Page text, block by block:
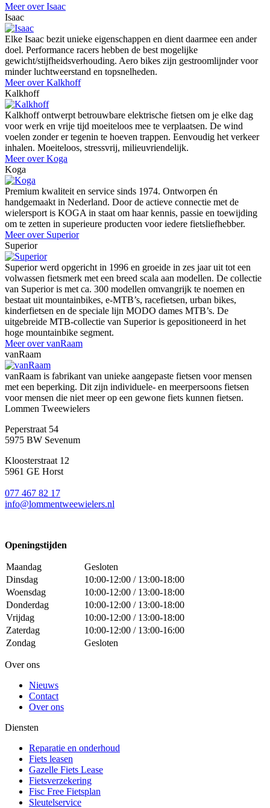
Meer over Isaac
Isaac
Elke Isaac bezit unieke eigenschappen en dient daarmee een ander
doel. Performance racers hebben de best mogelijke
gewicht/stijfheidsverhouding. Aero bikes zijn gestroomlijnder voor
minder luchtweerstand en topsnelheden.
Meer over Kalkhoff
Kalkhoff
Kalkhoff ontwerpt betrouwbare elektrische fietsen om je elke dag
voor werk en vrije tijd moeiteloos mee te verplaatsen. De wind
voelen zonder er tegenin te hoeven trappen. Eenvoudig het verkeer
inhalen. Moeiteloos, stressvrij, milieuvriendelijk.
Meer over Koga
Koga
Premium kwaliteit en service sinds 1974. Ontworpen én
handgemaakt in Nederland. Door de actieve connectie met de
wielersport is KOGA in staat om haar kennis, passie en toewijding
om te zetten in superieure producten voor iedere fietsliefhebber.
Meer over Superior
Superior
Superior werd opgericht in 1996 en groeide in zes jaar uit tot een
volwassen fietsmerk met een breed scala aan modellen. De collectie
van Superior is met ca. 300 modellen omvangrijk te noemen en
bestaat uit mountainbikes, e-MTB’s, racefietsen, urban bikes,
kinderfietsen en de speciale lijn MODO dames MTB’s. De
uitgebreide MTB-collectie van Superior is gepositioneerd in het
hoge mountainbike segment.
Meer over vanRaam
vanRaam
vanRaam is fabrikant van unieke aangepaste fietsen voor mensen
met een beperking. Dit zijn individuele- en meerpersoons fietsen
voor mensen die niet meer op een gewone fiets kunnen fietsen.
Lommen Tweewielers
Peperstraat 54
5975 BW Sevenum
Kloosterstraat 12
5961 GE Horst
077 467 82 17
info@lommentweewielers.nl
Openingstijden
Maandag
Gesloten
Dinsdag
10:00-12:00 / 13:00-18:00
Woensdag
10:00-12:00 / 13:00-18:00
Donderdag
10:00-12:00 / 13:00-18:00
Vrijdag
10:00-12:00 / 13:00-18:00
Zaterdag
10:00-12:00 / 13:00-16:00
Zondag
Gesloten
Over ons
Nieuws
Contact
Over ons
Diensten
Reparatie en onderhoud
Fiets leasen
Gazelle Fiets Lease
Fietsverzekering
Fisc Free Fietsplan
Sleutelservice